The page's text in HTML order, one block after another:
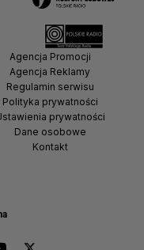
Agencja Promocji
Agencja Reklamy
Regulamin serwisu
Polityka prywatności
prywatności
Dane osobowe
Kontakt